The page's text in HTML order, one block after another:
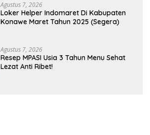
Agustus 7, 2026
Loker Helper Indomaret Di Kabupaten
Konawe Maret Tahun 2025 (Segera)
Agustus 7, 2026
Resep MPASI Usia 3 Tahun Menu Sehat
Lezat Anti Ribet!